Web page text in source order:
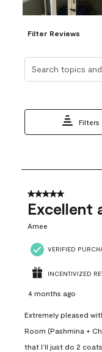
Filter Reviews
Filters
8
24
Reviews
5 out of 5 stars.
Excellent
Amee
VERIFIED
INCENTIVIZED
4 months ago
Extremely pleased
Room (Pashmina +
that I’ll just do 2